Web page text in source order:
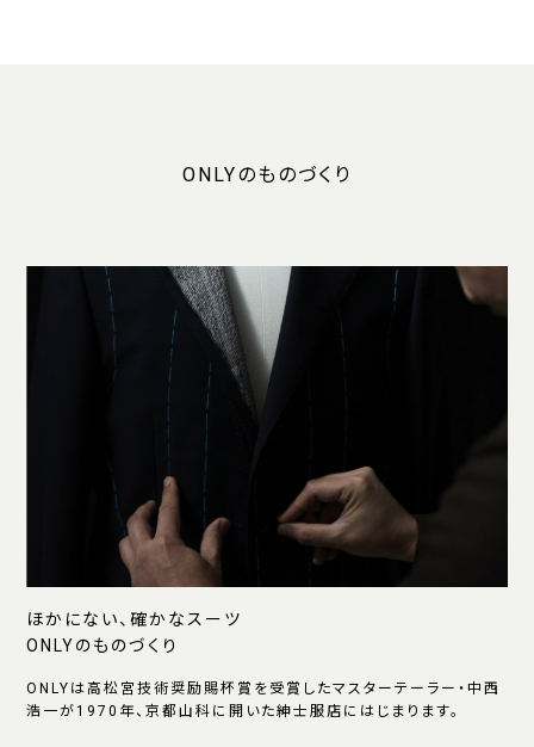
ONLYのものづくり
ほかにない、確かなスーツ
ONLYのものづくり
ONLYは高松宮技術奨励賜杯賞を受賞したマスターテーラー・中西
浩一が1970年、京都山科に開いた紳士服店にはじまります。